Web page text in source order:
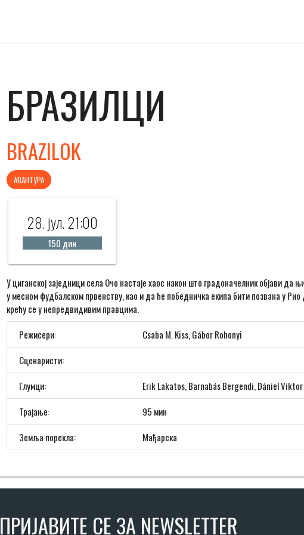
БРАЗИЛЦИ
BRAZILOK
АВАНТУРА
28. јул. 21:00
150 дин
У циганској заједници села Очо настаје хаос након што градоначелник објави
у месном фудбалском првенству, као и да ће победничка екипа бити позвана у
крећу се у непредвидивим правцима.
Режисери:
Csaba M. Kiss, Gábor Rohonyi
Сценаристи:
Глумци:
Erik Lakatos, Barnabás Bergendi, Dániel
Трајање:
95 мин
Земља порекла:
Мађарска
ПРИЈАВИТЕ СЕ ЗА NEWSLETTER